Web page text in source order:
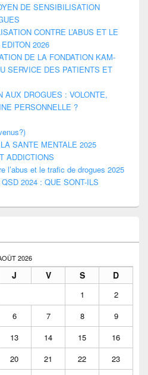
DE SENSIBILISATION
CONTRE L’ABUS ET LE
2026
DE LA FONDATION KAM-
SERVICE DES PATIENTS ET
AUX DROGUES : VOLONTE,
PERSONNELLE ?
SANTE MENTALE 2025
ADDICTIONS
l’abus et le trafic de drogues 2025
2024 : QUE SONT-ILS
2026
J V S D
1
2
6 7 8
9
13 14 15
16
20 21 22
23